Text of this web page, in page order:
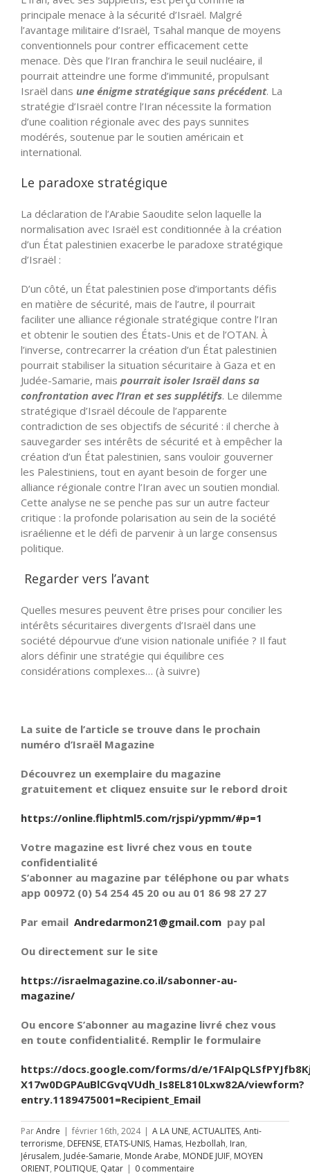
principale menace à la sécurité d’Israël. Malgré
l’avantage militaire d’Israël, Tsahal manque de moyens
conventionnels pour contrer efficacement cette
menace. Dès que l’Iran franchira le seuil nucléaire, il
pourrait atteindre une forme d’immunité, propulsant
Israël dans une énigme stratégique sans précédent. La
stratégie d’Israël contre l’Iran nécessite la formation
d’une coalition régionale avec des pays sunnites
modérés, soutenue par le soutien américain et
international.
Le paradoxe stratégique
La déclaration de l’Arabie Saoudite selon laquelle la
normalisation avec Israël est conditionnée à la création
d’un État palestinien exacerbe le paradoxe stratégique
d’Israël :
D’un côté, un État palestinien pose d’importants défis
en matière de sécurité, mais de l’autre, il pourrait
faciliter une alliance régionale stratégique contre l’Iran
et obtenir le soutien des États-Unis et de l’OTAN. À
l’inverse, contrecarrer la création d’un État palestinien
pourrait stabiliser la situation sécuritaire à Gaza et en
Judée-Samarie, mais pourrait isoler Israël dans sa
confrontation avec l’Iran et ses supplétifs. Le dilemme
stratégique d’Israël découle de l’apparente
contradiction de ses objectifs de sécurité : il cherche à
sauvegarder ses intérêts de sécurité et à empêcher la
création d’un État palestinien, sans vouloir gouverner
les Palestiniens, tout en ayant besoin de forger une
alliance régionale contre l’Iran avec un soutien mondial.
Cette analyse ne se penche pas sur un autre facteur
critique : la profonde polarisation au sein de la société
israélienne et le défi de parvenir à un large consensus
politique.
Regarder vers l’avant
Quelles mesures peuvent être prises pour concilier les
intérêts sécuritaires divergents d’Israël dans une
société dépourvue d’une vision nationale unifiée ? Il faut
alors définir une stratégie qui équilibre ces
considérations complexes… (à suivre)
La suite de l’article se trouve dans le prochain
numéro d’Israël Magazine
Découvrez un exemplaire du magazine
gratuitement et cliquez ensuite sur le rebord droit
https://online.fliphtml5.com/rjspi/ypmm/#p=1
Votre magazine est livré chez vous en toute
confidentialité
S’abonner au magazine par téléphone ou par whats
app 00972 (0) 54 254 45 20 ou au 01 86 98 27 27
Par email Andredarmon21@gmail.com pay pal
Ou directement sur le site
https://israelmagazine.co.il/sabonner-au-
magazine/
Ou encore S’abonner au magazine livré chez vous
en toute confidentialité. Remplir le formulaire
https://docs.google.com/forms/d/e/
X17w0DGPAuBlCGvqVUdh_Is8EL810Lxw82A/viewform?
entry.1189475001=Recipient_Email
ParAndre | février 16th, 2024 | A LA UNE, ACTUALITES, Anti-
terrorisme, DEFENSE, ETATS-UNIS, Hamas, Hezbollah, Iran,
Jérusalem, Judée-Samarie, Monde Arabe, MONDE JUIF, MOYEN
ORIENT, POLITIQUE, Qatar | 0 commentaire